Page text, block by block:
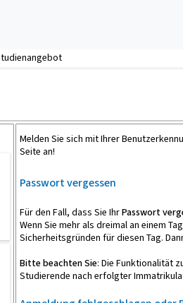
Studienangebot
Melden Sie sich mit Ihrer
Seite an!
Passwort vergessen
Für den Fall, dass Sie IhrPasswort
Wenn Sie mehr als dreimal an einem
Sicherheitsgründen für diesen Tag.
Bitte beachten Sie: Die Funktionalität
Studierende nach erfolgter